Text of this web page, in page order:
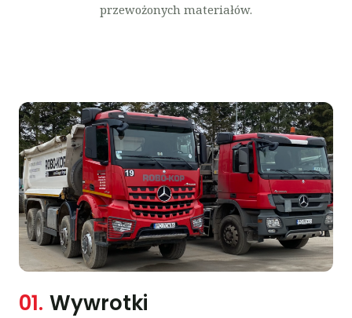
przewożonych materiałów.
01. Wywrotki